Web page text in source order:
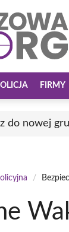
FIRMY
do nowej
/